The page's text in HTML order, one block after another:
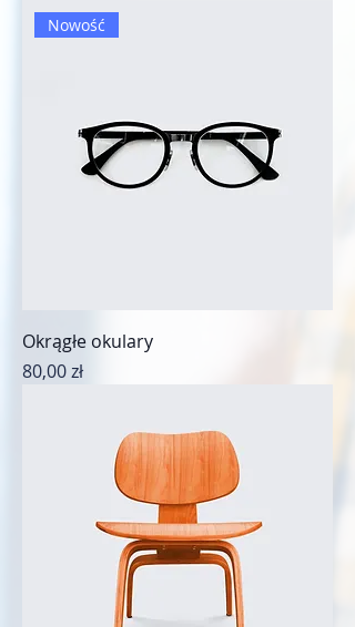
Nowość
Okrągłe okulary
Cena
80,00 zł